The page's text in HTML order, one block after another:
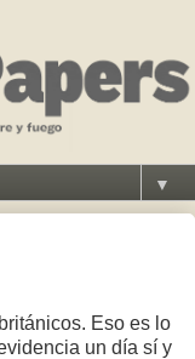
▼
Eso es lo
un día sí y